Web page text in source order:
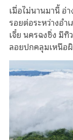
เมื่อไม่นานมานี้ อ่
รอยต่อระหว่างอำ
เจี๋ย นครฉงชิ่ง มี
ลอยปกคลุมเหนือ